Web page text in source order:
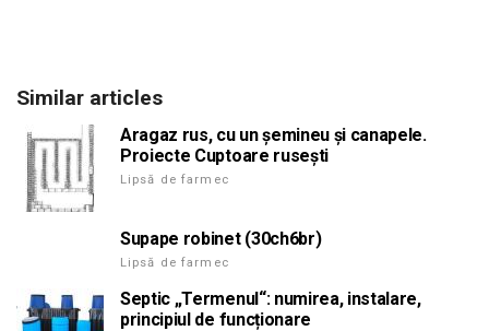
Similar articles
Aragaz rus, cu un șemineu și canapele.
Proiecte Cuptoare rusești
Lipsă de farmec
Supape robinet (30ch6br)
Lipsă de farmec
Septic „Termenul“: numirea, instalare,
principiul de funcționare